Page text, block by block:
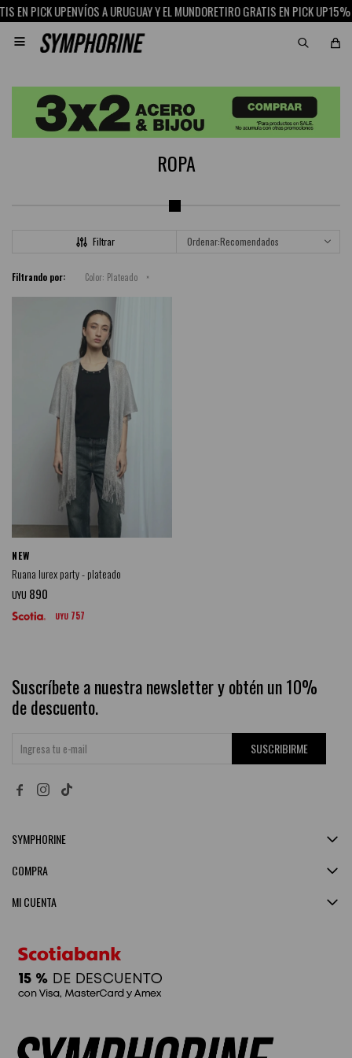
EN PICK UPENVÍOS A URUGUAY Y EL MUNDORETIRO GRATIS EN PICK UP15%

ROPA
Recomendados
Filtrando por: Color: Plateado
NEW
Ruana lurex party - plateado
UYU 890
UYU 757
Suscríbete a nuestra newsletter y obtén un 10%
de descuento.
SUSCRIBIRME
 
SYMPHORINE
MI CUENTA
COMPRA